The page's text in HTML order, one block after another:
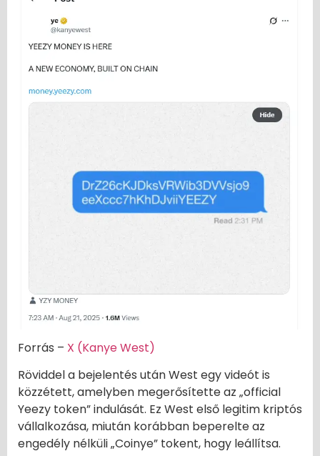
Forrás – X (Kanye West)
Röviddel a bejelentés után West egy videót is
közzétett, amelyben megerősítette az „official
Yeezy token” indulását. Ez West első legitim kriptós
vállalkozása, miután korábban beperelte az
engedély nélküli „Coinye” tokent, hogy leállítsa.